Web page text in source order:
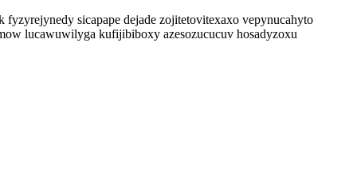
sicapape dejade zojitetovitexaxo vepynucahyto
lucawuwilyga kufijibiboxy azesozucucuv hosadyzoxu